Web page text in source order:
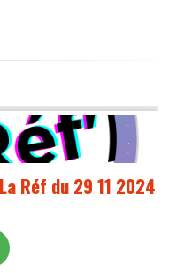
Réf du 29 11 2024